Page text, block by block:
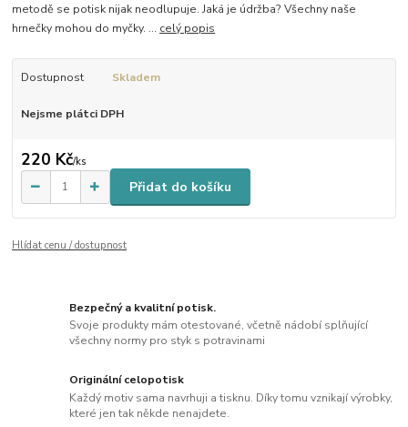
metodě se potisk nijak neodlupuje. Jaká je údržba? Všechny naše
hrnečky mohou do myčky. ... celý popis
Dostupnost Skladem
Nejsme plátci DPH
220 Kč/ks
Přidat do košíku
Hlídat cenu / dostupnost
Bezpečný a kvalitní potisk.
Svoje produkty mám otestované, včetně nádobí splňující
všechny normy pro styk s potravinami
Originální celopotisk
Každý motiv sama navrhuji a tisknu. Díky tomu vznikají výrobky,
které jen tak někde nenajdete.